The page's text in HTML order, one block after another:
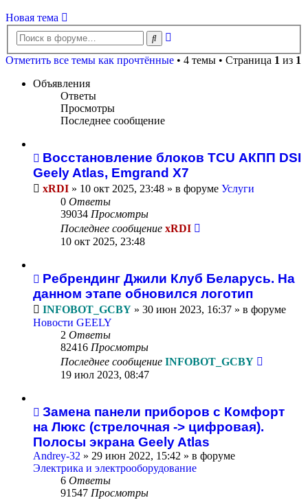
Новая тема
Поиск
Отметить все темы как прочтённые • 4 темы • Страница 1 из 1
Объявления
Ответы
Просмотры
Последнее сообщение
Восстановление блоков TCU АКПП DSI
Geely Atlas, Emgrand X7
xRDI » 10 окт 2025, 23:48 » в форуме Услуги
0 Ответы
39034 Просмотры
Последнее сообщение xRDI
10 окт 2025, 23:48
Ребрендинг Джили Клуб Беларусь. На
данном этапе обновился логотип
INFOBOT_GCBY » 30 июн 2023, 16:37 » в форуме
Новости GEELY
2 Ответы
82416 Просмотры
Последнее сообщение INFOBOT_GCBY
19 июл 2023, 08:47
Замена панели приборов с Комфорт
на Люкс (стрелочная -> цифровая).
Полосы экрана Geely Atlas
Andrey-32 » 29 июн 2022, 15:42 » в форуме
Электрика и электрооборудование
6 Ответы
91547 Просмотры